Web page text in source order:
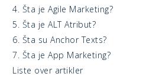
4. Šta je Agile Marketing?
5. Šta je ALT Atribut?
6. Šta su Anchor Texts?
7. Šta je App Marketing?
Liste over artikler